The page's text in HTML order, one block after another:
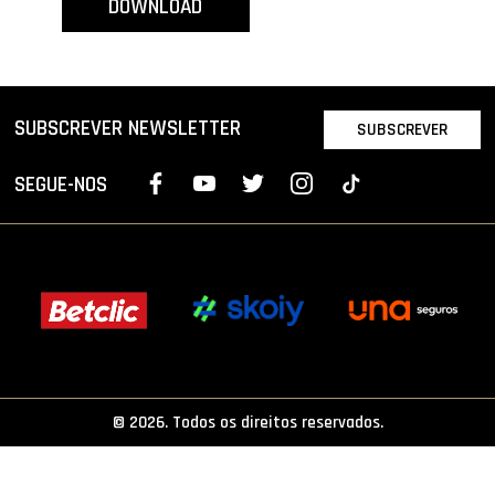
PROJETOS
LIGA BETCLIC FEMININA
DOWNLOAD
SUBSCREVER NEWSLETTER SUBSCREVER
SEGUE-NOS
© 2026. Todos os direitos reservados.